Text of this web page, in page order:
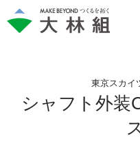
東京スカイ
シャフト外装